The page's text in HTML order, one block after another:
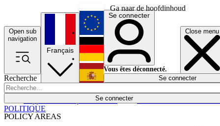
Ga naar de hoofdinhoud
Open sub
navigation
Close menu
Recherche
Se connecter
POLICY AREAS
Économie
Français
English
Deutsch
Español
Se connecter
Vous êtes déconnecté.
Se connecter
POLITIQUE